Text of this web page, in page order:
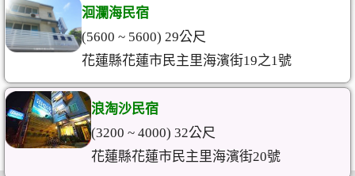
洄瀾海民宿
(5600 ~ 5600) 29公尺
花蓮縣花蓮市民主里海濱街19之1號
浪淘沙民宿
(3200 ~ 4000) 32公尺
花蓮縣花蓮市民主里海濱街20號